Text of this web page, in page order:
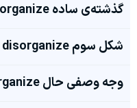
گذشته‌ی ساده disorganize چی میشه؟
شکل سوم disorganize چی میشه؟
وجه وصفی حال disorganize چی میشه؟